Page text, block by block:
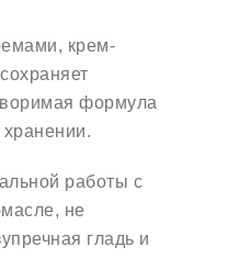
крем-
формула
хранении.
работы с
не
гладь и